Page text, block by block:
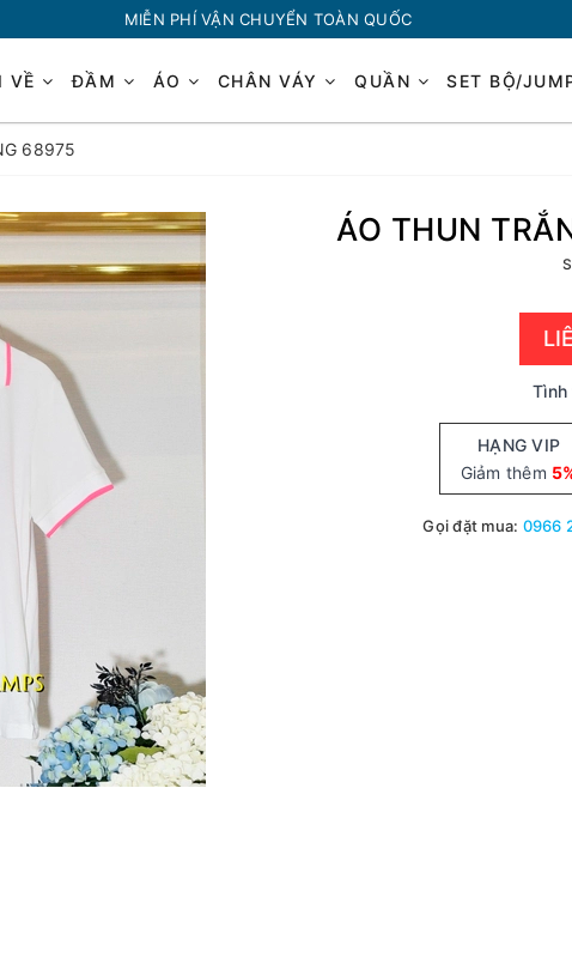
MIỄN PHÍ VẬN CHUYỂN TOÀN QUỐC
VỀ ĐẦM ÁO CHÂN VÁY QUẦN SET BỘ/
68975
ÁO THUN
Tình
HẠNG VIP
Giảm thêm
Gọi đặt mua: 0966